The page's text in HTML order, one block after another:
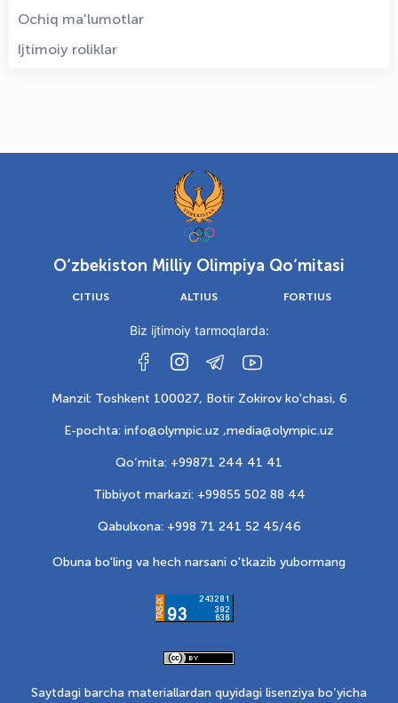
Ochiq ma'lumotlar
Ijtimoiy roliklar
O‘zbekiston Milliy Olimpiya Qo‘mitasi
CITIUS ALTIUS FORTIUS
Biz ijtimoiy tarmoqlarda:
Manzil: Toshkent 100027, Botir Zokirov ko'chasi, 6
E-pochta: info@olympic.uz ,media@olympic.uz
Qo‘mita: +99871 244 41 41
Tibbiyot markazi: +99855 502 88 44
Qabulxona: +998 71 241 52 45/46
Obuna bo'ling va hech narsani o'tkazib yubormang
Saytdagi barcha materiallardan quyidagi lisenziya bo‘yicha